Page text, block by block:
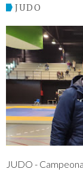
JUDO
JUDO -